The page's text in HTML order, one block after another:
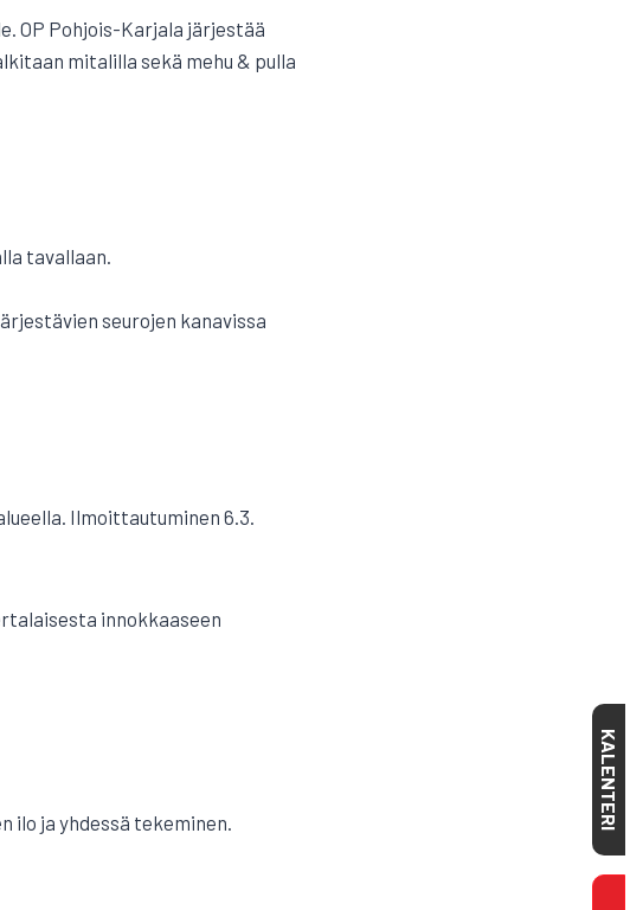
OP Pohjois-Karjala järjestää
mitalilla sekä mehu & pulla
tavallaan.
seurojen kanavissa
Ilmoittautuminen 6.3.
innokkaaseen
ilo ja yhdessä tekeminen. KALENTERI